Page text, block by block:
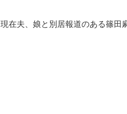
現在夫、娘と別居報道のある篠田